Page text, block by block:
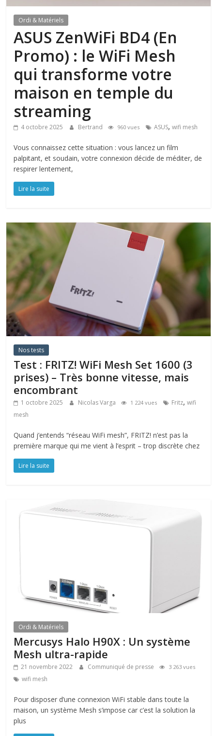
Ordi & Matériels
ASUS ZenWiFi BD4 (En
Promo) : le WiFi Mesh
qui transforme votre
maison en temple du
streaming
4 octobre 2025 Bertrand 960 vues ASUS,wifi mesh
Vous connaissez cette situation : vous lancez un film
palpitant, et soudain, votre connexion décide de méditer, de
respirer lentement,
Lire la suite
Nos tests
Test : FRITZ! WiFi Mesh Set 1600 (3
prises) – Très bonne vitesse, mais
encombrant
1 octobre 2025 Nicolas Varga 1 224 vues Fritz,wifi
mesh
Quand j’entends “réseau WiFi mesh”, FRITZ! n’est pas la
première marque qui me vient à l’esprit – trop discrète chez
Lire la suite
Ordi & Matériels
Mercusys Halo H90X : Un système
Mesh ultra-rapide
21 novembre 2022 Communiqué de presse 3 263 vues
wifi mesh
Pour disposer d’une connexion WiFi stable dans toute la
maison, un système Mesh s’impose car c’est la solution la
plus